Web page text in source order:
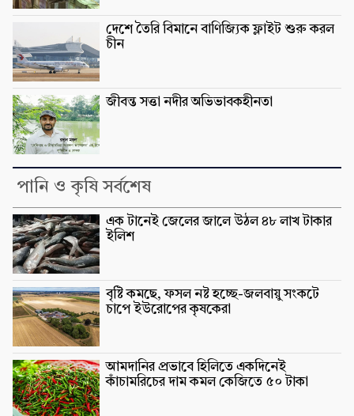
দেশে তৈরি বিমানে বাণিজ্যিক ফ্লাইট শুরু করল
চীন
জীবন্ত সত্তা নদীর অভিভাবকহীনতা
পানি ও কৃষি সর্বশেষ
এক টানেই জেলের জালে উঠল ৪৮ লাখ টাকার
ইলিশ
বৃষ্টি কমছে, ফসল নষ্ট হচ্ছে-জলবায়ু সংকটে
চাপে ইউরোপের কৃষকেরা
আমদানির প্রভাবে হিলিতে একদিনেই
কাঁচামরিচের দাম কমল কেজিতে ৫০ টাকা